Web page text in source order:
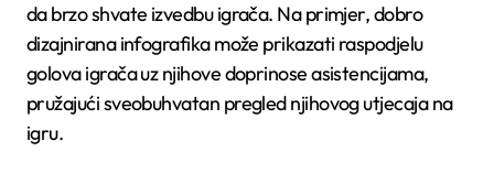
da brzo shvate izvedbu igrača. Na primjer, dobro
dizajnirana infografika može prikazati raspodjelu
golova igrača uz njihove doprinose asistencijama,
pružajući sveobuhvatan pregled njihovog utjecaja na
igru.